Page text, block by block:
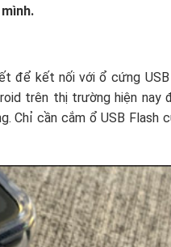
để kết nối với ổ cứng USB
trên thị trường hiện nay
Chỉ cần cắm ổ USB Flash